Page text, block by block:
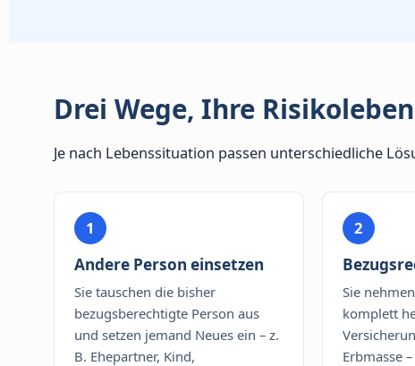
Drei Wege, Ihre
Je nach Lebenssituation passen unterschiedliche
1
Andere Person einsetzen
Sie tauschen die bisher
bezugsberechtigte Person aus
und setzen jemand Neues ein – z.
B. Ehepartner, Kind,
2
Sie
komplett
Erbmasse